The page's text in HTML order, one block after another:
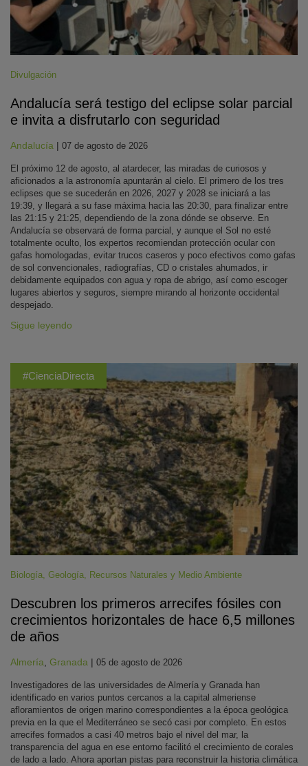
Divulgación
Andalucía será testigo del eclipse solar parcial
e invita a disfrutarlo con seguridad
Andalucía | 07 de agosto de 2026
El próximo 12 de agosto, al atardecer, las miradas de curiosos y
aficionados a la astronomía apuntarán al cielo. El primero de los tres
eclipses que se sucederán en 2026, 2027 y 2028 se iniciará a las
19:39, y llegará a su fase máxima hacia las 20:30, para finalizar entre
las 21:15 y 21:25, dependiendo de la zona dónde se observe. En
Andalucía se observará de forma parcial, y aunque el Sol no esté
totalmente oculto, los expertos recomiendan protección ocular con
gafas homologadas, evitar trucos caseros y poco efectivos como gafas
de sol convencionales, radiografías, CD o cristales ahumados, ir
debidamente equipados con agua y ropa de abrigo, así como escoger
lugares abiertos y seguros, siempre mirando al horizonte occidental
despejado.
Sigue leyendo
#CienciaDirecta
Biología, Geología, Recursos Naturales y Medio Ambiente
Descubren los primeros arrecifes fósiles con
crecimientos horizontales de hace 6,5 millones
de años
Almería Granada | 05 de agosto de 2026
Investigadores de las universidades de Almería y Granada han
identificado en varios puntos cercanos a la capital almeriense
afloramientos de origen marino correspondientes a la época geológica
previa en la que el Mediterráneo se secó casi por completo. En estos
arrecifes formados a casi 40 metros bajo el nivel del mar, la
transparencia del agua en ese entorno facilitó el crecimiento de corales
de lado a lado. Ahora aportan pistas para reconstruir la historia climática